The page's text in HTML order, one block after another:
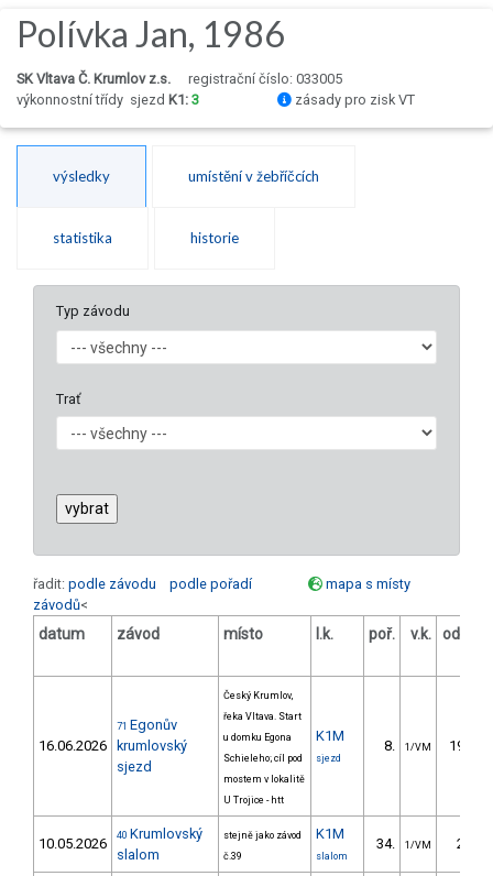
Polívka Jan, 1986
SK Vltava Č. Krumlov z.s.
registrační číslo: 033005
výkonnostní třídy sjezd K1: 3 zásady pro zisk VT
výsledky umístění v žebříčcích
statistika historie
Typ závodu
Trať
řadit: podle závodu podle pořadí
mapa s místy
závodů<
datum závod místo l.k. poř. v.k.
odstup
16.06.2026
71 Egonův
krumlovský
sjezd
Český Krumlov,
řeka Vltava. Start
u domku Egona
Schieleho; cíl pod
mostem v lokalitě
U Trojice - htt
K1M
sjezd
8. 1/VM 193.50
10.05.2026 40 Krumlovský
slalom
stejně jako závod
č.39
K1M
slalom
34. 1/VM 27.50